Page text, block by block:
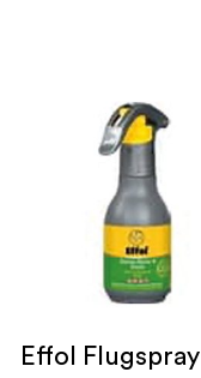
Effol Flugspray